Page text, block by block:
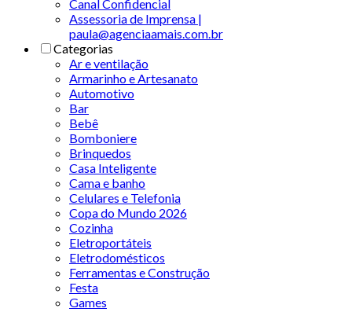
Canal Confidencial
Assessoria de Imprensa |
paula@agenciaamais.com.br
Categorias
Ar e ventilação
Armarinho e Artesanato
Automotivo
Bar
Bebê
Bomboniere
Brinquedos
Casa Inteligente
Cama e banho
Celulares e Telefonia
Copa do Mundo 2026
Cozinha
Eletroportáteis
Eletrodomésticos
Ferramentas e Construção
Festa
Games